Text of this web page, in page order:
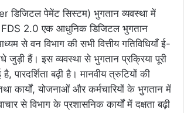
डिजिटल पेमेंट सिस्टम) भुगतान व्यवस्था में
FDS 2.0 एक आधुनिक डिजिटल भुगतान
से वन विभाग की सभी वित्तीय गतिविधियाँ ई-
जुड़ी हैं। इस व्यवस्था से भुगतान प्रक्रिया पूरी
पारदर्शिता बढ़ी है। मानवीय त्रुटियों की
कार्यों, योजनाओं और कर्मचारियों के भुगतान में
से विभाग के प्रशासनिक कार्यों में दक्षता बढ़ी